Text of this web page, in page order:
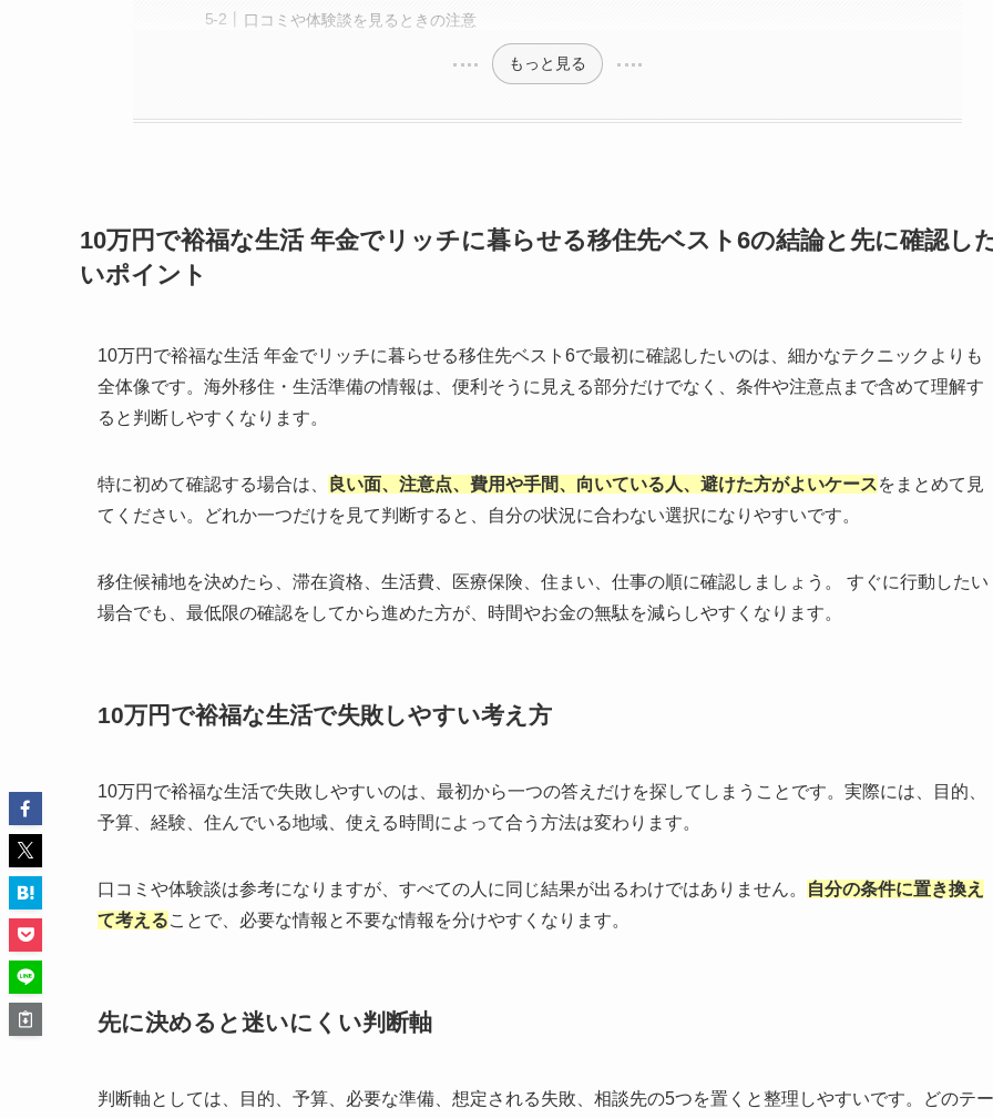
口コミや体験談を見るときの注意
もっと見る
10万円で裕福な生活 年金でリッチに暮らせる移住先ベスト6の結論と先に確認し
いポイント
10万円で裕福な生活 年金でリッチに暮らせる移住先ベスト6で最初に確認したいのは、細かなテクニックよりも
全体像です。海外移住・生活準備の情報は、便利そうに見える部分だけでなく、条件や注意点まで含めて理解す
ると判断しやすくなります。
特に初めて確認する場合は、 良い面、注意点、費用や手間、向いている人、避けた方がよいケースをまとめて見
てください。どれか一つだけを見て判断すると、自分の状況に合わない選択になりやすいです。
移住候補地を決めたら、滞在資格、生活費、医療保険、住まい、仕事の順に確認しましょう。 すぐに行動したい
場合でも、最低限の確認をしてから進めた方が、時間やお金の無駄を減らしやすくなります。
10万円で裕福な生活で失敗しやすい考え方
10万円で裕福な生活で失敗しやすいのは、最初から一つの答えだけを探してしまうことです。実際には、目的、
予算、経験、住んでいる地域、使える時間によって合う方法は変わります。
口コミや体験談は参考になりますが、すべての人に同じ結果が出るわけではありません。
自分の条件に置き換え
て考えることで、必要な情報と不要な情報を分けやすくなります。
先に決めると迷いにくい判断軸
判断軸としては、目的、予算、必要な準備、想定される失敗、相談先の5つを置くと整理しやすいです。どのテー